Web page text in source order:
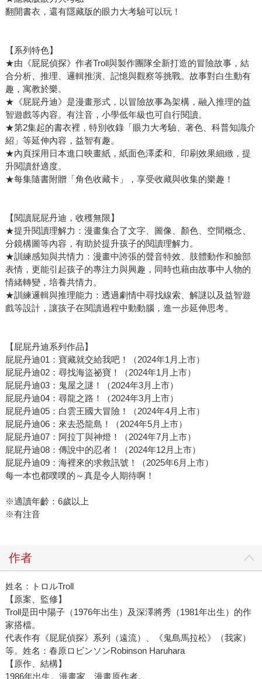
翻開書衣，還有隱藏版的眼力大考驗可以玩！
【系列特色】
★由《屁屁偵探》作者Troll與製作團隊全新打造的冒險故事，結
合分析、推理、邏輯推演、記憶與觀察等挑戰。故事對白生動有
趣，寓教於樂。
★《屁屁丹迪》是漫畫形式，以冒險故事為架構，融入推理的益
智遊戲等內容。有注音，小學低年級也可自行閱讀。
★第2集起的書衣裡，特別收錄「眼力大考驗、著色、科普知識介
紹」等延伸內容，益智有趣。
★內頁採用日本進口映畫紙，紙面色澤柔和、印刷效果細緻，提
升閱讀舒適度。
★每集隨書附贈「角色收藏卡」，享受收藏與收集的樂趣！
【閱讀屁屁丹迪，收穫無限】
★提升閱讀理解力：漫畫集合了文字、圖像、顏色、空間概念、
分鏡構圖等內容，有助於提升孩子的閱讀理解力。
★訓練感知與共情力：漫畫中誇張的聲音特效、肢體動作和臉部
表情，更能引起孩子的專注力與興趣，同時也藉由故事中人物的
情緒轉變，培養共情力。
★訓練邏輯與推理能力：透過劇情中尋找線索、解謎以及益智遊
戲等設計，讓孩子在閱讀過程中動動腦，進一步延伸思考。
【屁屁丹迪系列作品】
屁屁丹迪01：寶藏就交給我吧！（2024年1月上市）
屁屁丹迪02：尋找海盜祕寶！（2024年1月上市）
屁屁丹迪03：鬼屋之謎！（2024年3月上市）
屁屁丹迪04：尋龍之路！（2024年3月上市）
屁屁丹迪05：白雲王國大冒險！（2024年4月上市）
屁屁丹迪06：來去恐龍島！（2024年5月上市）
屁屁丹迪07：阿拉丁與神燈！（2024年7月上市）
屁屁丹迪08：傳說中的忍者！（2024年12月上市）
屁屁丹迪09：海裡來的求救訊號！（2025年6月上市）
每一本也都噗噗的～真是令人期待啊！
※適讀年齡：6歲以上
※有注音
作者
姓名：トロルTroll
【原案、監修】
Troll是田中陽子（1976年出生）及深澤將秀（1981年出生）的作
家搭檔。
代表作有《屁屁偵探》系列（遠流）、《鬼島馬拉松》（我家）
等。 姓名：春原ロビンソンRobinson Haruhara
【原作、結構】
1986年出生。漫畫家、漫畫原作者。